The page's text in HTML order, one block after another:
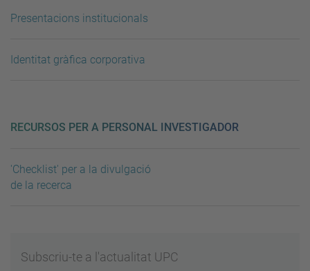
Presentacions institucionals
Identitat gràfica corporativa
RECURSOS PER A PERSONAL INVESTIGADOR
'Checklist' per a la divulgació
de la recerca
Subscriu-te a l'actualitat UPC